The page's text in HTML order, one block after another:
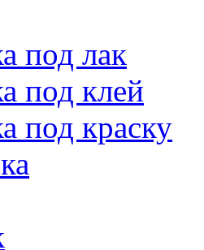
под лак
под клей
под краску